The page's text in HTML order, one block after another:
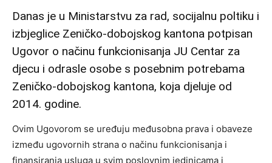
Danas je u Ministarstvu za rad, socijalnu poltiku i
izbjeglice Zeničko-dobojskog kantona potpisan
Ugovor o načinu funkcionisanja JU Centar za
djecu i odrasle osobe s posebnim potrebama
Zeničko-dobojskog kantona, koja djeluje od
2014. godine.
Ovim Ugovorom se uređuju međusobna prava i obaveze
između ugovornih strana o načinu funkcionisanja i
finansiranja usluga u svim poslovnim jedinicama i